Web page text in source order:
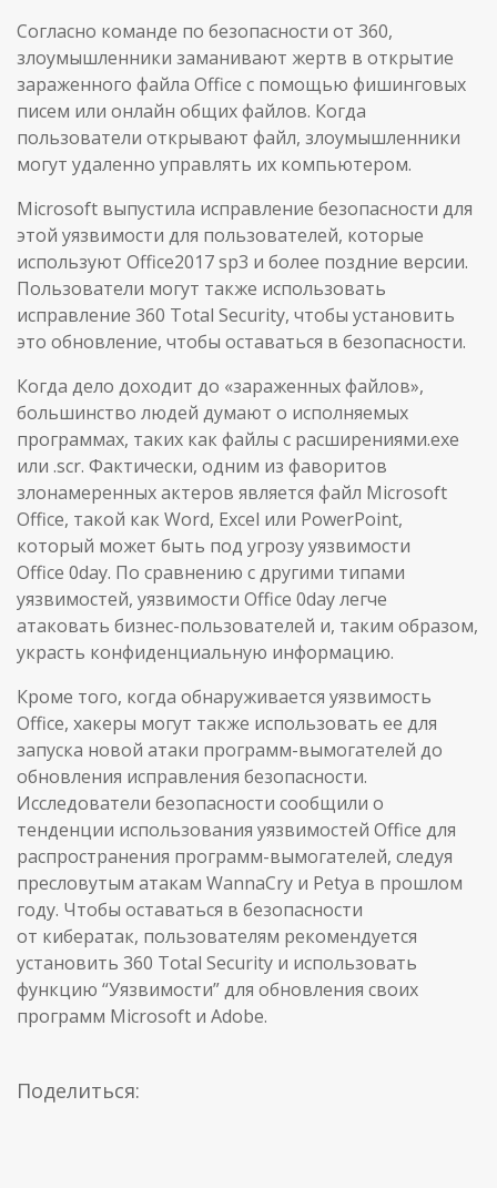
Согласно команде по безопасности от 360,
злоумышленники заманивают жертв в открытие
зараженного файла Office с помощью фишинговых
писем или онлайн общих файлов. Когда
пользователи открывают файл, злоумышленники
могут удаленно управлять их компьютером.
Microsoft выпустила исправление безопасности для
этой уязвимости для пользователей, которые
используют Office2017 sp3 и более поздние версии.
Пользователи могут также использовать
исправление 360 Total Security, чтобы установить
это обновление, чтобы оставаться в безопасности.
Когда дело доходит до «зараженных файлов»,
большинство людей думают о исполняемых
программах, таких как файлы с расширениями.exe
или .scr. Фактически, одним из фаворитов
злонамеренных актеров является файл Microsoft
Office, такой как Word, Excel или PowerPoint,
который может быть под угрозу уязвимости
Office 0day. По сравнению с другими типами
уязвимостей, уязвимости Office 0day легче
атаковать бизнес-пользователей и, таким образом,
украсть конфиденциальную информацию.
Кроме того, когда обнаруживается уязвимость
Office, хакеры могут также использовать ее для
запуска новой атаки программ-вымогателей до
обновления исправления безопасности.
Исследователи безопасности сообщили о
тенденции использования уязвимостей Office для
распространения программ-вымогателей, следуя
пресловутым атакам WannaCry и Petya в прошлом
году. Чтобы оставаться в безопасности
от кибератак, пользователям рекомендуется
установить 360 Total Security и использовать
функцию “Уязвимости” для обновления своих
программ Microsoft и Adobe.
Поделиться: